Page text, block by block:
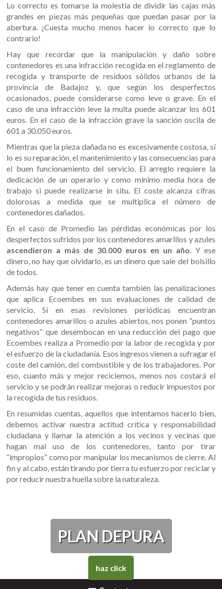
Lo correcto es tomarse la molestia de dividir las cajas más
grandes en piezas más pequeñas que puedan pasar por la
abertura. ¡Cuesta mucho menos hacer lo correcto que lo
contrario!
Hay que recordar que la manipulación y daño sobre
contenedores es una infracción recogida en el reglamento de
recogida y transporte de residuos sólidos urbanos de la
provincia de Badajoz y, que según los desperfectos
ocasionados, puede considerarse como leve o grave. En el
caso de una infracción leve la multa puede alcanzar los 601
euros. En el caso de la infracción grave la sanción oscila de
601 a 30.050 euros.
Mientras que la pieza dañada no es excesivamente costosa, sí
lo es su reparación, el mantenimiento y las consecuencias para
el buen funcionamiento del servicio. El arreglo requiere la
dedicación de un operario y como mínimo media hora de
trabajo si puede realizarse in situ. El coste alcanza cifras
dolorosas a medida que se multiplica el número de
contenedores dañados.
En el caso de Promedio las pérdidas económicas por los
desperfectos sufridos por los contenedores amarillos y azules
ascendieron a más de 30.000 euros en un año. Y ese
dinero, no hay que olvidarlo, es un dinero que sale del bolsillo
de todos.
Además hay que tener en cuenta también las penalizaciones
que aplica Ecoembes en sus evaluaciones de calidad de
servicio. Si en esas revisiones periódicas encuentran
contenedores amarillos o azules abiertos, nos ponen “puntos
negativos” que desembocan en una reducción del pago que
Ecoembes realiza a Promedio por la labor de recogida y por
el esfuerzo de la ciudadanía. Esos ingresos vienen a sufragar el
coste del camión, del combustible y de los trabajadores. Por
eso, cuanto más y mejor reciclemos, menos nos costará el
servicio y se podrán realizar mejoras o reducir impuestos por
la recogida de tus residuos.
En resumidas cuentas, aquellos que intentamos hacerlo bien,
debemos activar nuestra actitud crítica y responsabilidad
ciudadana y llamar la atención a los vecinos y vecinas que
hagan mal uso de los contenedores, tanto por tirar
“impropios” como por manipular los mecanismos de cierre. Al
fin y al cabo, están tirando por tierra tu esfuerzo por reciclar y
por reducir nuestra huella sobre la naturaleza.
PLAN DEPURA
haz click